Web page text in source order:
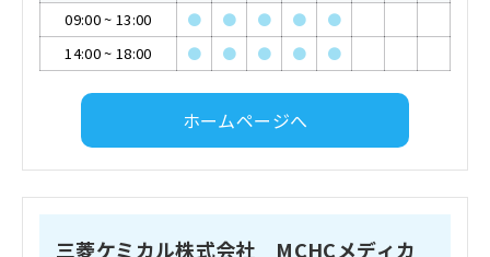
09:00~ 13:00 ● ● ● ●
●
14:00~ 18:00 ● ● ● ● ●
ホームページへ
三菱ケミカル株式会社 MCHCメディカ